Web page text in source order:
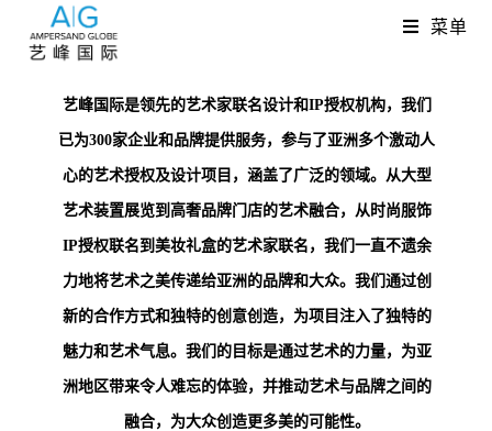
菜单
艺峰国际是领先的艺术家联名设计和IP授权机构，我们
已为300家企业和品牌提供服务，参与了亚洲多个激动人
心的艺术授权及设计项目，涵盖了广泛的领域。从大型
艺术装置展览到高奢品牌门店的艺术融合，从时尚服饰
IP授权联名到美妆礼盒的艺术家联名，我们一直不遗余
力地将艺术之美传递给亚洲的品牌和大众。我们通过创
新的合作方式和独特的创意创造，为项目注入了独特的
魅力和艺术气息。我们的目标是通过艺术的力量，为亚
洲地区带来令人难忘的体验，并推动艺术与品牌之间的
融合，为大众创造更多美的可能性。